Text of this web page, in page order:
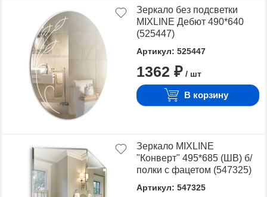
Зеркало без подсветки
MIXLINE Дебют 490*640
(525447)
Артикул: 525447
1362 ₽ / шт
В корзину
Зеркало MIXLINE
"Конверт" 495*685 (ШВ) б/
полки с фацетом (547325)
Артикул: 547325